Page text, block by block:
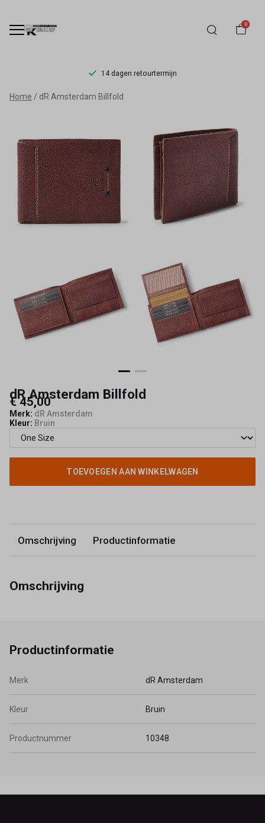
0
14 dagen retourtermijn
dR
Billfold
Schoenmode
Kerkhof
Home dR Amsterdam Billfold
dR Amsterdam Billfold
€ 45,00
Merk: dR Amsterdam
Kleur: Bruin
TOEVOEGEN AAN WINKELWAGEN
Omschrijving Productinformatie
Omschrijving
Productinformatie
Merk dR Amsterdam
Kleur Bruin
Productnummer 10348